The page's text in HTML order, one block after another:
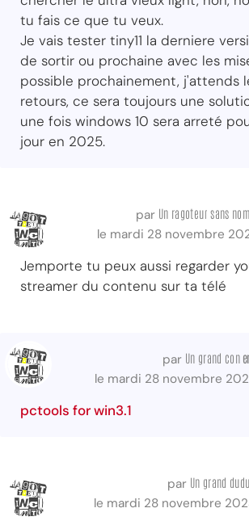
tu fais ce que tu veux.
Je vais tester tiny11 la derniere
de sortir ou prochaine avec les
possible prochainement, j'attends
retours, ce sera toujours une
une fois windows 10 sera arreté
jour en 2025.
par Un ragoteur sans nom
le mardi 28 novembre
Jemporte tu peux aussi regarder
streamer du contenu sur ta télé
par Un grand con
le mardi 28 novembre
pctools for win3.1
par Un grand
le mardi 28 novembre